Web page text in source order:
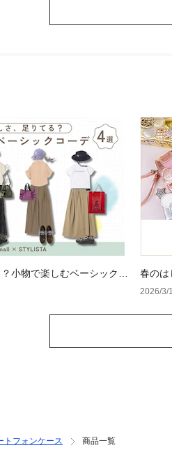
小物で楽しむベーシックコ
春のは
2026/3/
トフォンケース 商品一覧